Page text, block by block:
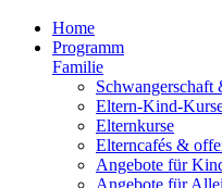
Home
Programm
Familie
Schwangerschaft
Eltern-Kind-
Elternkurse
Elterncafés &
Angebote für
Angebote für